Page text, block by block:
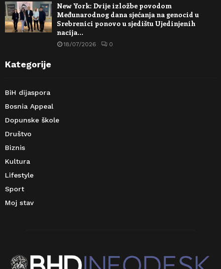
New York: Dvije izložbe povodom
Međunarodnog dana sjećanja na genocid u
Srebrenici ponovo u sjedištu Ujedinjenih
nacija…
18/07/2026 0
Kategorije
BiH dijaspora
Bosnia Appeal
Dopunske škole
Društvo
Biznis
Kultura
Lifestyle
Sport
Moj stav